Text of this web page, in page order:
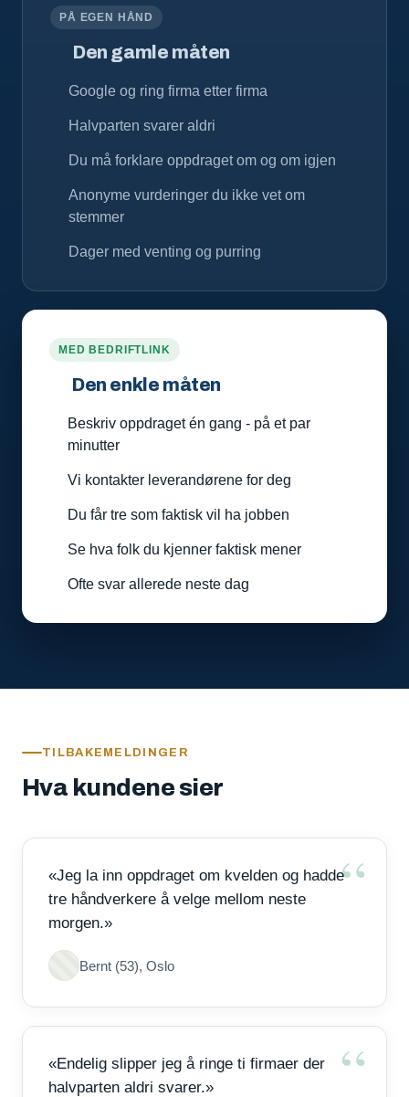
PÅ EGEN HÅND
Den gamle måten
Google og ring firma etter firma
Halvparten svarer aldri
Du må forklare oppdraget om og om igjen
Anonyme vurderinger du ikke vet om
stemmer
Dager med venting og purring
MED BEDRIFTLINK
Den enkle måten
Beskriv oppdraget én gang - på et par
minutter
Vi kontakter leverandørene for deg
Du får tre som faktisk vil ha jobben
Se hva folk du kjenner faktisk mener
Ofte svar allerede neste dag
TILBAKEMELDINGER
Hva kundene sier
«Jeg la inn oppdraget om kvelden og hadde
tre håndverkere å velge mellom neste
morgen.»
Bernt (53), Oslo
«Endelig slipper jeg å ringe ti firmaer der
halvparten aldri svarer.»